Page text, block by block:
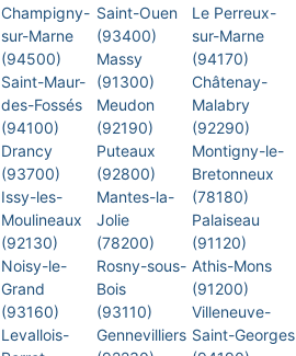
Champigny-
sur-Marne
(94500)
Saint-Maur-
des-Fossés
(94100)
Drancy
(93700)
Issy-les-
Moulineaux
(92130)
Noisy-le-
Grand
(93160)
Levallois-
Saint-Ouen
(93400)
Massy
(91300)
Meudon
(92190)
Puteaux
(92800)
Mantes-la-
Jolie
(78200)
Rosny-sous-
Bois
(93110)
Gennevilliers
Le Perreux-
sur-Marne
(94170)
Châtenay-
Malabry
(92290)
Montigny-le-
Bretonneux
(78180)
Palaiseau
(91120)
Athis-Mons
(91200)
Villeneuve-
Saint-Georges